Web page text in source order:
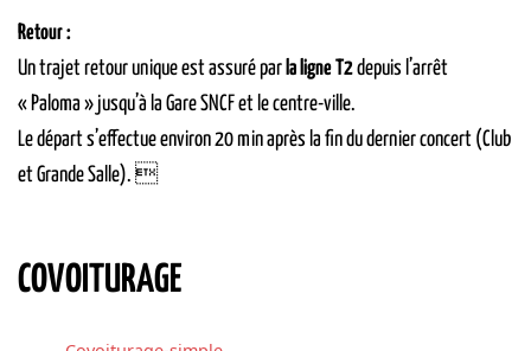
Retour :
Un trajet retour unique est assuré par la ligne T2depuis l’arrêt
« Paloma » jusqu’à la Gare SNCF et le centre-ville.
Le départ s’effectue environ 20 min après la fin du dernier concert (Club
et Grande Salle). 
COVOITURAGE